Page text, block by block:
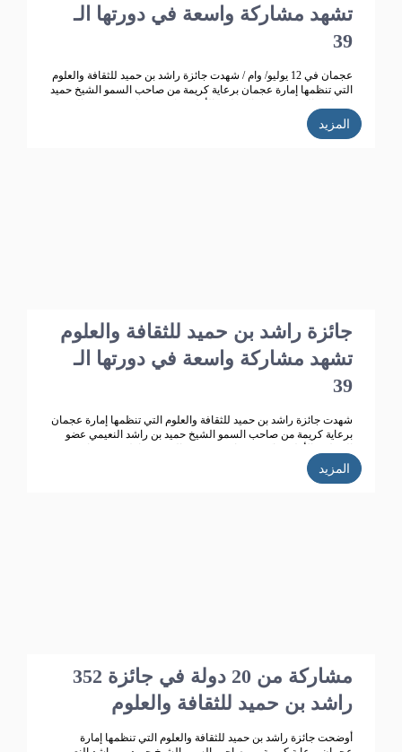
تشهد مشاركة واسعة في دورتها الـ
39
عجمان في 12 يوليو/ وام / شهدت جائزة راشد بن حميد للثقافة والعلوم
التي تنظمها إمارة عجمان برعاية كريمة من صاحب السمو الشيخ حميد
فاطمة بنت زايد بن صقر آل نهيان رئيسة جمعية أم المؤمنين.. تطوراً
المزيد
جائزة راشد بن حميد للثقافة والعلوم
تشهد مشاركة واسعة في دورتها الـ
39
شهدت جائزة راشد بن حميد للثقافة والعلوم التي تنظمها إمارة عجمان
برعاية كريمة من صاحب السمو الشيخ حميد بن راشد النعيمي عضو
صقر آل نهيان رئيسة جمعية أم المؤمنين.. تطوراً كبيراً وانتشاراً واسعاً
المزيد
352 مشاركة من 20 دولة في جائزة
راشد بن حميد للثقافة والعلوم
أوضحت جائزة راشد بن حميد للثقافة والعلوم التي تنظمها إمارة